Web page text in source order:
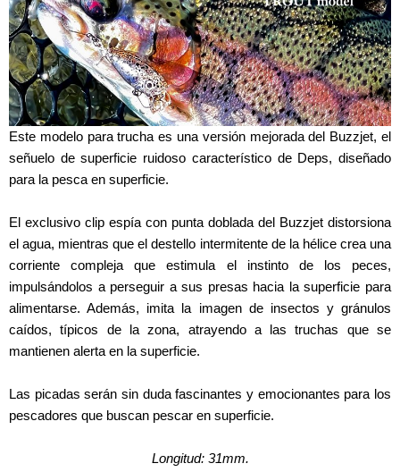
Este modelo para trucha es una versión mejorada del Buzzjet, el
señuelo de superficie ruidoso característico de Deps, diseñado
para la pesca en superficie.
El exclusivo clip espía con punta doblada del Buzzjet distorsiona
el agua, mientras que el destello intermitente de la hélice crea una
corriente compleja que estimula el instinto de los peces,
impulsándolos a perseguir a sus presas hacia la superficie para
alimentarse. Además, imita la imagen de insectos y gránulos
caídos, típicos de la zona, atrayendo a las truchas que se
mantienen alerta en la superficie.
Las picadas serán sin duda fascinantes y emocionantes para los
pescadores que buscan pescar en superficie.
Longitud: 31mm.